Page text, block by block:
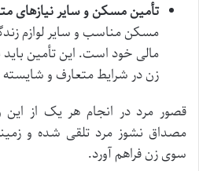
تأمین مسکن و سایر نیازهای
مسکن مناسب و سایر لوازم
مالی خود است. این تأمین باید
زن در شرایط متعارف و شایسته
قصور مرد در انجام هر یک از این
مصداق نشوز مرد تلقی شده و
سوی زن فراهم آورد.